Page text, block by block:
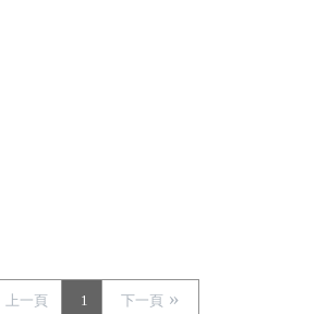
上一頁 1 下一頁